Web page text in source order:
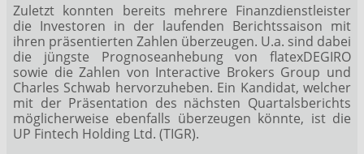
Zuletzt konnten bereits mehrere Finanzdienstleister
die Investoren in der laufenden Berichtssaison mit
ihren präsentierten Zahlen überzeugen. U.a. sind dabei
die jüngste Prognoseanhebung von flatexDEGIRO
sowie die Zahlen von Interactive Brokers Group und
Charles Schwab hervorzuheben. Ein Kandidat, welcher
mit der Präsentation des nächsten Quartalsberichts
möglicherweise ebenfalls überzeugen könnte, ist die
UP Fintech Holding Ltd. (TIGR).